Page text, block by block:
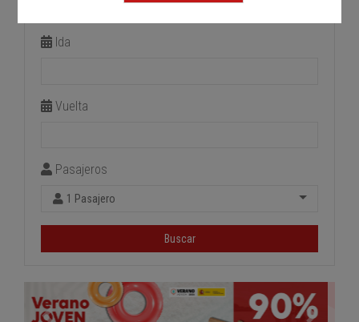
Estación de llegada
Ida
Vuelta
Pasajeros
1 Pasajero
Buscar